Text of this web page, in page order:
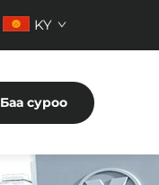
KY
Баа суроо